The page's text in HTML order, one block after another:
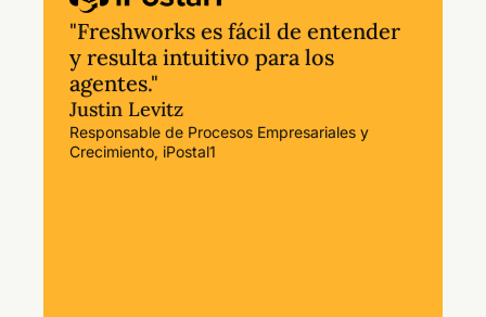
"Freshworks es fácil de entender
y resulta intuitivo para los
agentes."
Justin Levitz
Responsable de Procesos Empresariales y
Crecimiento, iPostal1